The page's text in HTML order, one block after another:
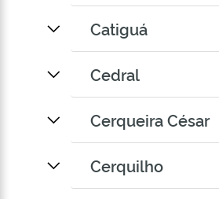
Catiguá
Cedral
Cerqueira César
Cerquilho